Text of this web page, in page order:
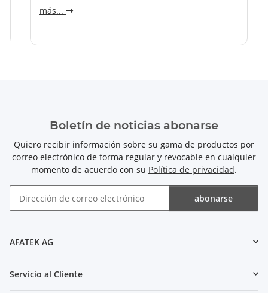
más...
Boletín de noticias abonarse
Quiero recibir información sobre su gama de productos por
correo electrónico de forma regular y revocable en cualquier
momento de acuerdo con su Política de privacidad.
abonarse
AFATEK AG
Servicio al Cliente